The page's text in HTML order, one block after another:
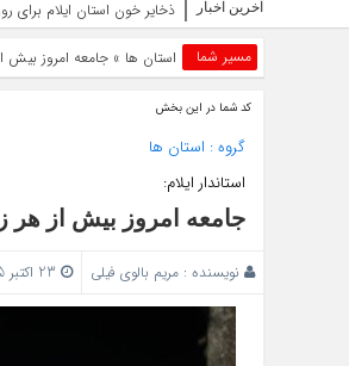
آخرین اخبار ذخایر خون استان ایلام برای
مسیر شما استان ها » جامعه امروز بیش
کد شما در این بخش
گروه : استان ها
استاندار ایلام:
جامعه امروز بیش از هر
نویسنده : مریم بالوی فیلی